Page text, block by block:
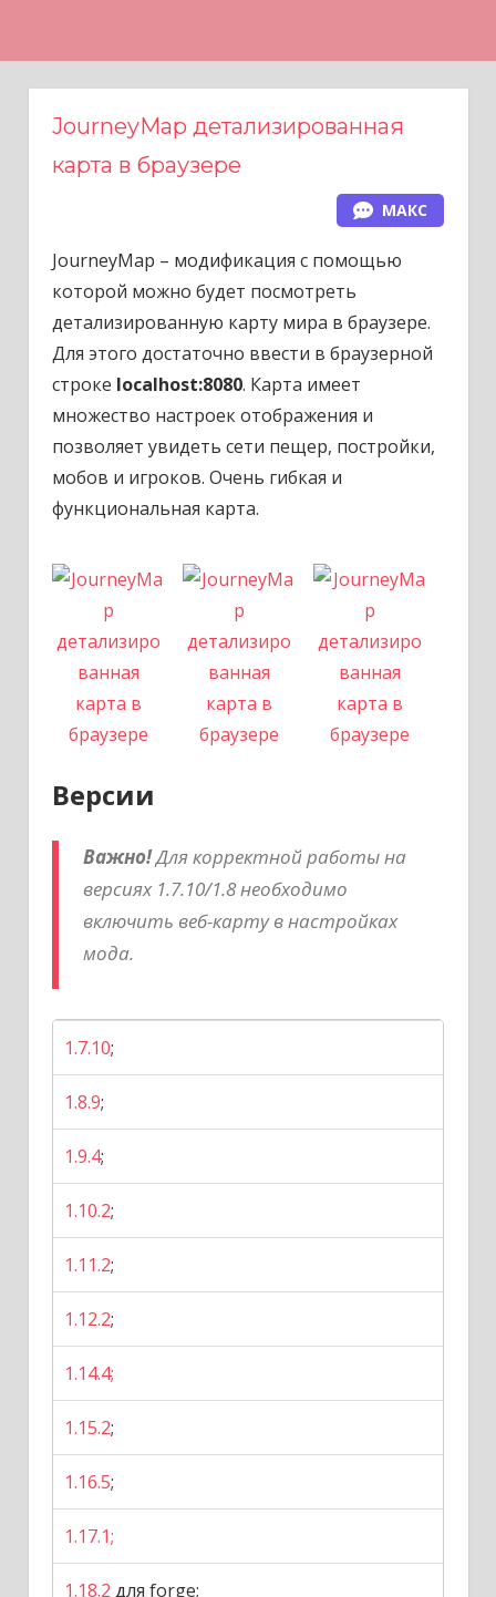
JourneyMap детализированная
карта в браузере
МАКС
JourneyMap – модификация с помощью
которой можно будет посмотреть
детализированную карту мира в браузере.
Для этого достаточно ввести в браузерной
строке localhost:8080. Карта имеет
множество настроек отображения и
позволяет увидеть сети пещер, постройки,
мобов и игроков. Очень гибкая и
функциональная карта.
Версии
Важно!Для корректной работы на
версиях 1.7.10/1.8 необходимо
включить веб-карту в настройках
мода.
1.7.10;
1.8.9;
1.9.4;
1.10.2;
1.11.2;
1.12.2;
1.14.4;
1.15.2;
1.16.5;
1.17.1;
1.18.2 для forge;